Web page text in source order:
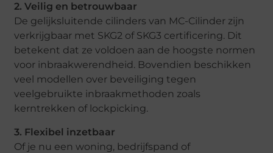
2. Veilig en betrouwbaar
De gelijksluitende cilinders van MC-Cilinder zijn
verkrijgbaar met SKG2 of SKG3 certificering. Dit
betekent dat ze voldoen aan de hoogste normen
voor inbraakwerendheid. Bovendien beschikken
veel modellen over beveiliging tegen
veelgebruikte inbraakmethoden zoals
kerntrekken of lockpicking.
3. Flexibel inzetbaar
Of je nu een woning, bedrijfspand of